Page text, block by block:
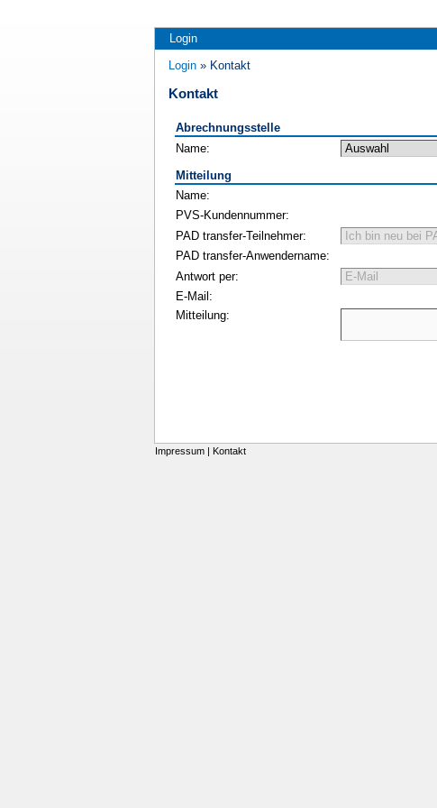
Login
Login » Kontakt
Kontakt
Abrechnungsstelle
Name:
Mitteilung
Name:
PVS-Kundennummer:
PAD transfer-Teilnehmer:
PAD transfer-Anwendername:
Antwort per:
E-Mail:
Mitteilung:
Impressum | Kontakt